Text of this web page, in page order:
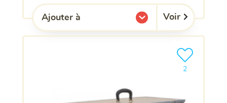
Ajouter à
l'une de mes listes. Voir
2
Ajouter le
clients ont